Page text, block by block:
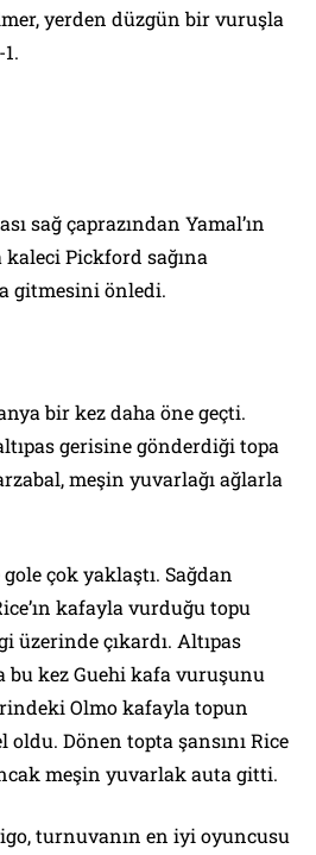
yerden düzgün bir vuruşla
sağ çaprazından Yamal’ın
Pickford sağına
gitmesini önledi.
bir kez daha öne geçti.
gerisine gönderdiği topa
meşin yuvarlağı ağlarla
çok yaklaştı. Sağdan
kafayla vurduğu topu
üzerinde çıkardı. Altıpas
bu kez Guehi kafa vuruşunu
Olmo kafayla topun
Dönen topta şansını Rice
meşin yuvarlak auta gitti.
turnuvanın en iyi oyuncusu